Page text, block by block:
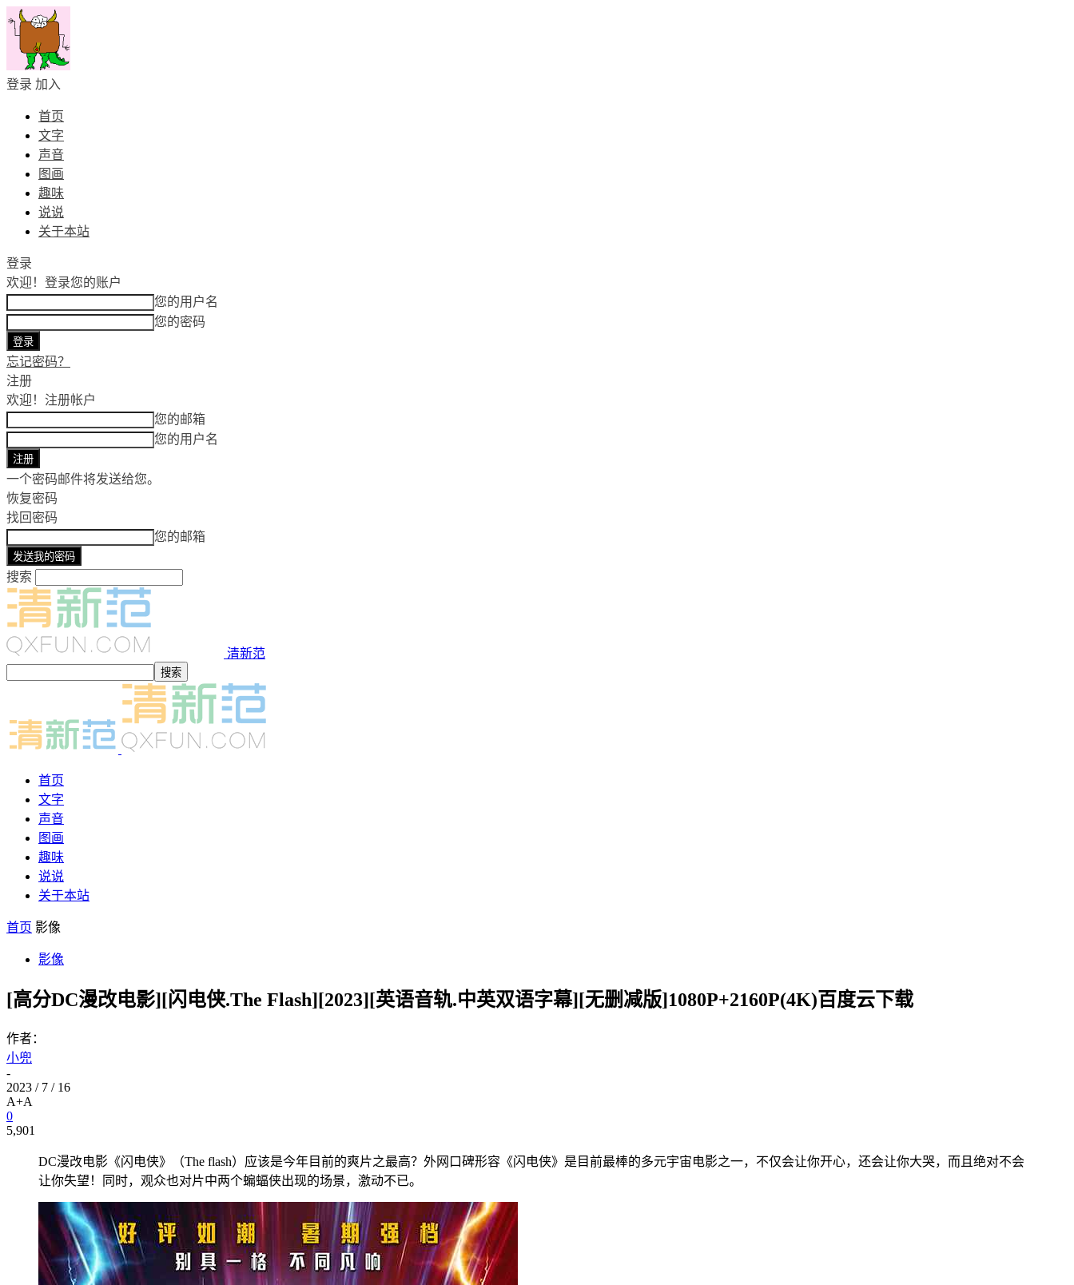
登录 加入
首页
文字
声音
图画
趣味
说说
关于本站
登录
欢迎！ 登录您的账户
您的用户名
您的密码
忘记密码？
注册
欢迎！ 注册帐户
您的邮箱
您的用户名
一个密码邮件将发送给您。
恢复密码
找回密码
您的邮箱
搜索
清新范
首页
文字
声音
图画
趣味
说说
关于本站
首页 影像
影像
[高分DC漫改电影][闪电侠.The Flash][2023][英语音轨.中英双语字幕][无删减版]1080P+2160P(4K)百度云下载
作者：
小兜
-
2023 / 7 / 16
A+A
0
5,901
DC漫改电影《闪电侠》（The flash）应该是今年目前的爽片之最高？外网口碑形容《闪电侠》是目前最棒的多元宇宙电影之一，不仅会让你开心，还会让你大哭，而且绝对不会
让你失望！同时，观众也对片中两个蝙蝠侠出现的场景，激动不已。